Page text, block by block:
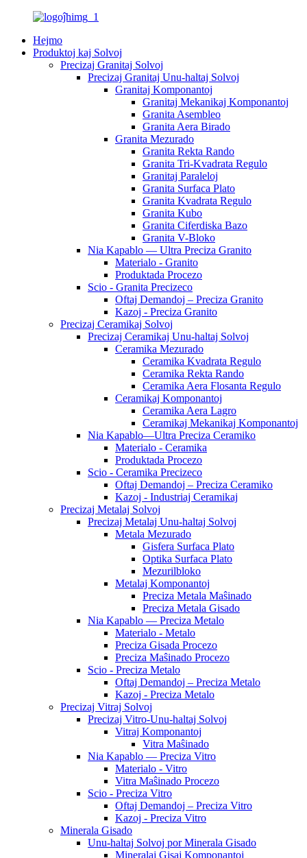
Hejmo
Produktoj kaj Solvoj
Precizaj Granitaj Solvoj
Precizaj Granitaj Unu-haltaj Solvoj
Granitaj Komponantoj
Granitaj Mekanikaj Komponantoj
Granita Asembleo
Granita Aera Birado
Granita Mezurado
Granita Rekta Rando
Granita Tri-Kvadrata Regulo
Granitaj Paraleloj
Granita Surfaca Plato
Granita Kvadrata Regulo
Granita Kubo
Granita Ciferdiska Bazo
Granita V-Bloko
Nia Kapablo — Ultra Preciza Granito
Materialo - Granito
Produktada Procezo
Scio - Granita Precizeco
Oftaj Demandoj – Preciza Granito
Kazoj - Preciza Granito
Precizaj Ceramikaj Solvoj
Precizaj Ceramikaj Unu-haltaj Solvoj
Ceramika Mezurado
Ceramika Kvadrata Regulo
Ceramika Rekta Rando
Ceramika Aera Flosanta Regulo
Ceramikaj Komponantoj
Ceramika Aera Lagro
Ceramikaj Mekanikaj Komponantoj
Nia Kapablo—Ultra Preciza Ceramiko
Materialo - Ceramika
Produktada Procezo
Scio - Ceramika Precizeco
Oftaj Demandoj – Preciza Ceramiko
Kazoj - Industriaj Ceramikaj
Precizaj Metalaj Solvoj
Precizaj Metalaj Unu-haltaj Solvoj
Metala Mezurado
Gisfera Surfaca Plato
Optika Surfaca Plato
Mezurilbloko
Metalaj Komponantoj
Preciza Metala Maŝinado
Preciza Metala Gisado
Nia Kapablo — Preciza Metalo
Materialo - Metalo
Preciza Gisada Procezo
Preciza Maŝinado Procezo
Scio - Preciza Metalo
Oftaj Demandoj – Preciza Metalo
Kazoj - Preciza Metalo
Precizaj Vitraj Solvoj
Precizaj Vitro-Unu-haltaj Solvoj
Vitraj Komponantoj
Vitra Maŝinado
Nia Kapablo — Preciza Vitro
Materialo - Vitro
Vitra Maŝinado Procezo
Scio - Preciza Vitro
Oftaj Demandoj – Preciza Vitro
Kazoj - Preciza Vitro
Minerala Gisado
Unu-haltaj Solvoj por Minerala Gisado
Mineralaj Gisaj Komponantoj